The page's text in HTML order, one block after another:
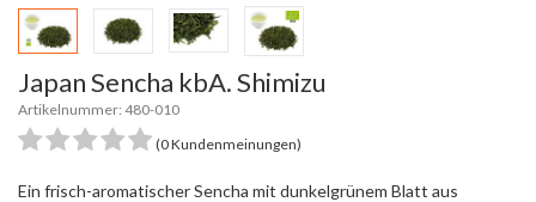
Japan Sencha kbA. Shimizu
Artikelnummer: 480-010
(0 Kundenmeinungen)
Ein frisch-aromatischer Sencha mit dunkelgrünem Blatt aus